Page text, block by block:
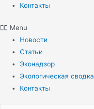
Контакты
Menu
Новости
Статьи
Эконадзор
Экологическая сводка
Контакты